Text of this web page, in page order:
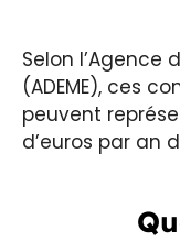
Selon
(ADEME), ces
peuvent
d’euros par an